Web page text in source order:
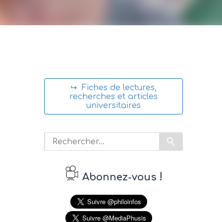
↪ Fiches de lectures,
recherches et articles
universitaires
Abonnez-vous !